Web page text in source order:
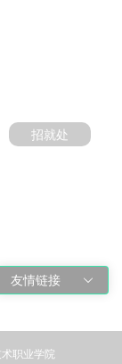
招就处
友情链接
职业学院